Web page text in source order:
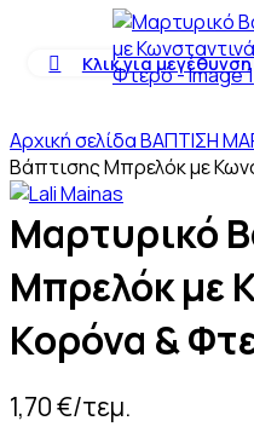
Κλικ για μεγέθυνση
Αρχική σελίδαΒΑΠΤΙΣΗ
Βάπτισης Μπρελόκ με
Μαρτυρικό
Μπρελόκ με
Κορόνα &
1,70€/τεμ.